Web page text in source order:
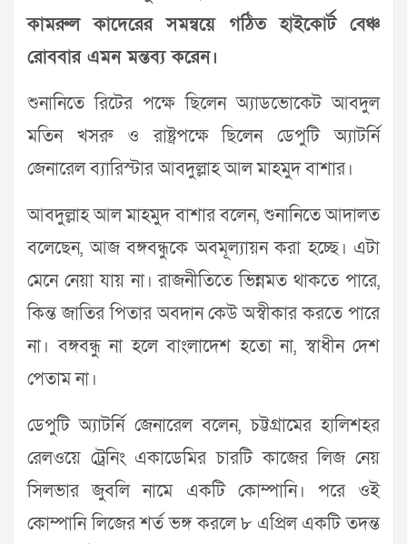
কামরুল কাদেরের সমন্বয়ে গঠিত হাইকোর্ট বেঞ্চ
রোববার এমন মন্তব্য করেন।
শুনানিতে রিটের পক্ষে ছিলেন অ্যাডভোকেট আবদুল
মতিন খসরু ও রাষ্ট্রপক্ষে ছিলেন ডেপুটি অ্যাটর্নি
জেনারেল ব্যারিস্টার আবদুল্লাহ আল মাহমুদ বাশার।
আবদুল্লাহ আল মাহমুদ বাশার বলেন, শুনানিতে আদালত
বলেছেন, আজ বঙ্গবন্ধুকে অবমূল্যায়ন করা হচ্ছে। এটা
মেনে নেয়া যায় না। রাজনীতিতে ভিন্নমত থাকতে পারে,
কিন্ত জাতির পিতার অবদান কেউ অস্বীকার করতে পারে
না। বঙ্গবন্ধু না হলে বাংলাদেশ হতো না, স্বাধীন দেশ
পেতাম না।
ডেপুটি অ্যাটর্নি জেনারেল বলেন, চট্টগ্রামের হালিশহর
রেলওয়ে ট্রেনিং একাডেমির চারটি কাজের লিজ নেয়
সিলভার জুবলি নামে একটি কোম্পানি। পরে ওই
কোম্পানি লিজের শর্ত ভঙ্গ করলে ৮ এপ্রিল একটি তদন্ত